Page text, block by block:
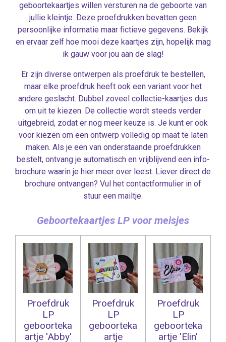
geboortekaartjes willen versturen na de geboorte van
jullie kleintje. Deze proefdrukken bevatten geen
persoonlijke informatie maar fictieve gegevens. Bekijk
en ervaar zelf hoe mooi deze kaartjes zijn, hopelijk mag
ik gauw voor jou aan de slag!
Er zijn diverse ontwerpen als proefdruk te bestellen,
maar elke proefdruk heeft ook een variant voor het
andere geslacht. Dubbel zoveel collectie-kaartjes dus
om uit te kiezen. De collectie wordt steeds verder
uitgebreid, zodat er nog meer keuze is. Je kunt er ook
voor kiezen om een ontwerp volledig op maat te laten
maken. Als je een van onderstaande proefdrukken
bestelt, ontvang je automatisch en vrijblijvend een info-
brochure waarin je hier meer over leest. Liever direct de
brochure ontvangen? Vul het contactformulier in of
stuur een mailtje.
Geboortekaartjes LP voor meisjes
Proefdruk
LP
geboorteka
artje 'Abby'
Proefdruk
LP
geboorteka
artje
Proefdruk
LP
geboorteka
artje 'Elin'